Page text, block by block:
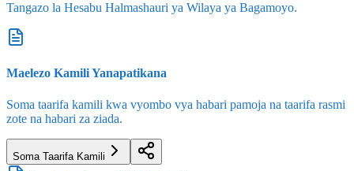
Tangazo la Hesabu Halmashauri ya Wilaya ya Bagamoyo.
Maelezo Kamili Yanapatikana
Soma taarifa kamili kwa vyombo vya habari pamoja na taarifa rasmi
zote na habari za ziada.
Soma Taarifa Kamili